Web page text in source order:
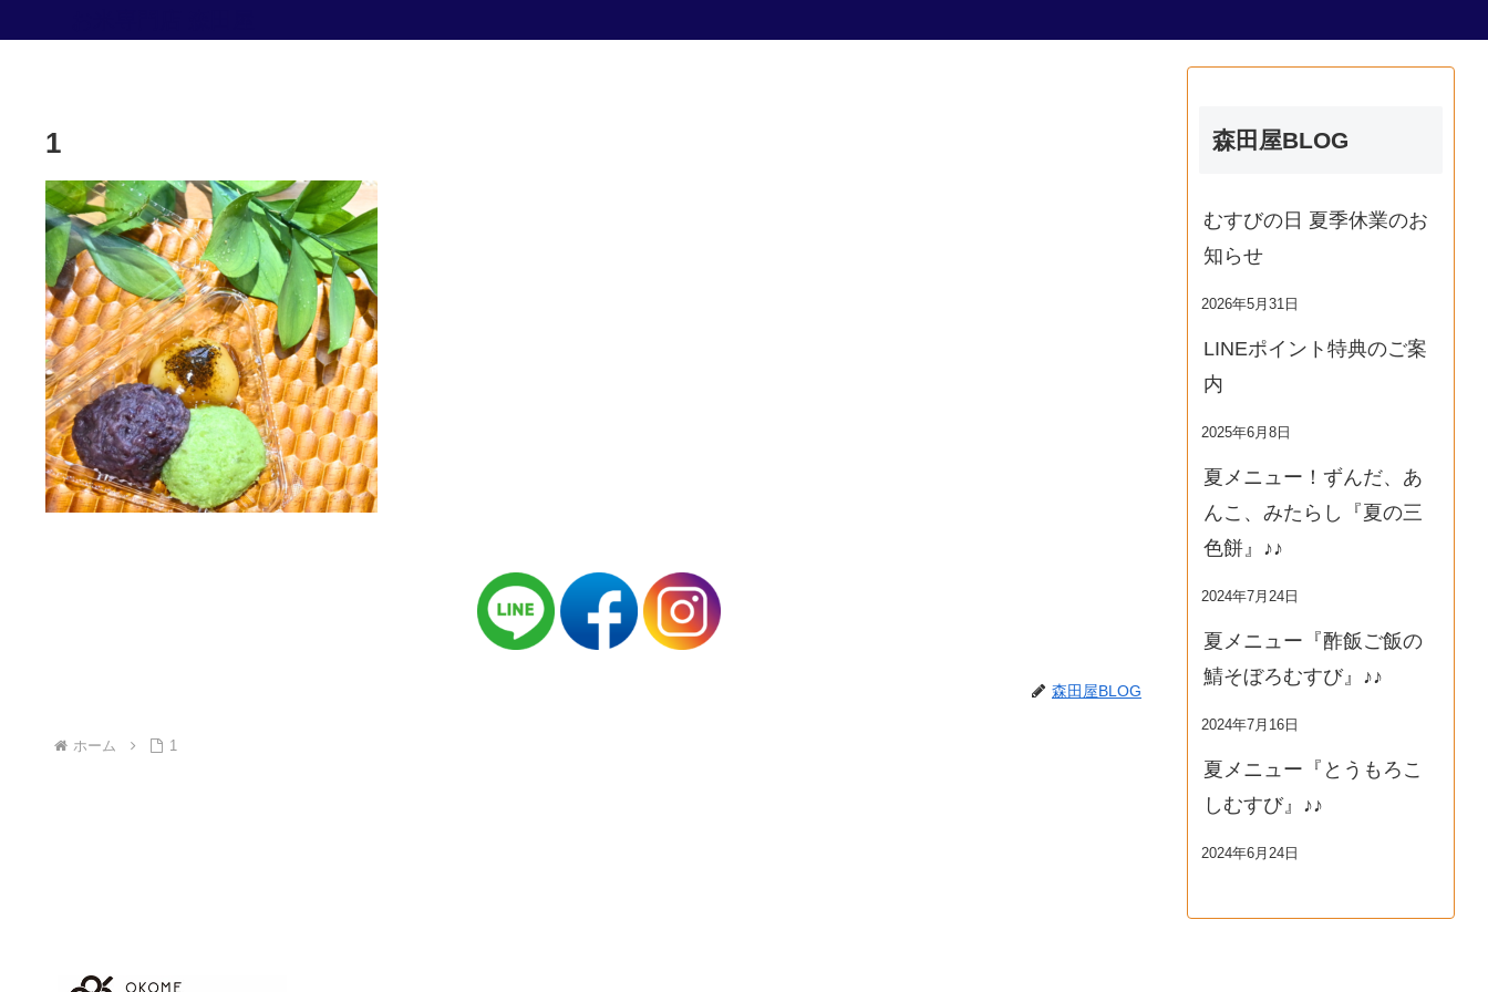
1
森田屋BLOG
ホーム 1
森田屋BLOG
むすびの日 夏季休業のお
知らせ
2026年5月31日
LINEポイント特典のご案
内
2025年6月8日
夏メニュー！ずんだ、あ
んこ、みたらし『夏の三
色餅』♪♪
2024年7月24日
夏メニュー『酢飯ご飯の
鯖そぼろむすび』♪♪
2024年7月16日
夏メニュー『とうもろこ
しむすび』♪♪
2024年6月24日